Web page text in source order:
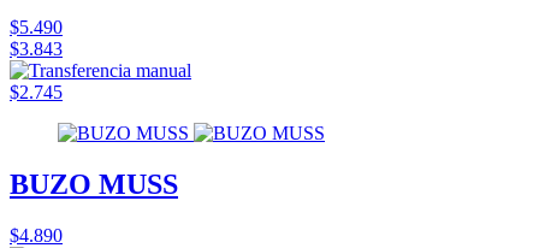
$5.490
$3.843
$2.745
BUZO MUSS
$4.890